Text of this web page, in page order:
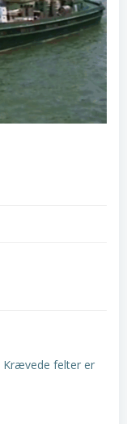
Krævede felter er